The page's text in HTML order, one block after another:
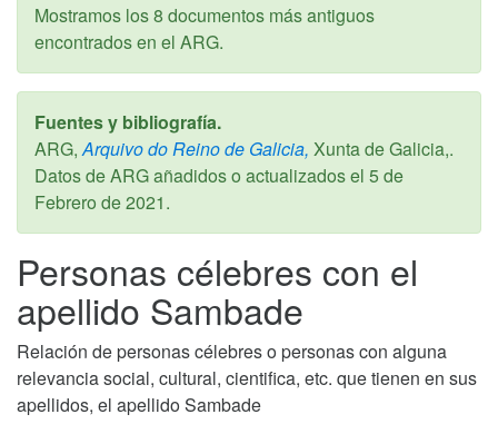
Mostramos los 8 documentos más antiguos
encontrados en el ARG.
Fuentes y bibliografía.
ARG, Arquivo do Reino de Galicia, Xunta de Galicia,.
Datos de ARG añadidos o actualizados el 5 de
Febrero de 2021.
Personas célebres con el
apellido Sambade
Relación de personas célebres o personas con alguna
relevancia social, cultural, cientifica, etc. que tienen en sus
apellidos, el apellido Sambade